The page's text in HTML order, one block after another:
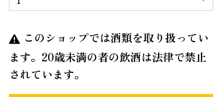
このショップでは酒類を取り扱ってい
ます。20歳未満の者の飲酒は法律で禁止
されています。